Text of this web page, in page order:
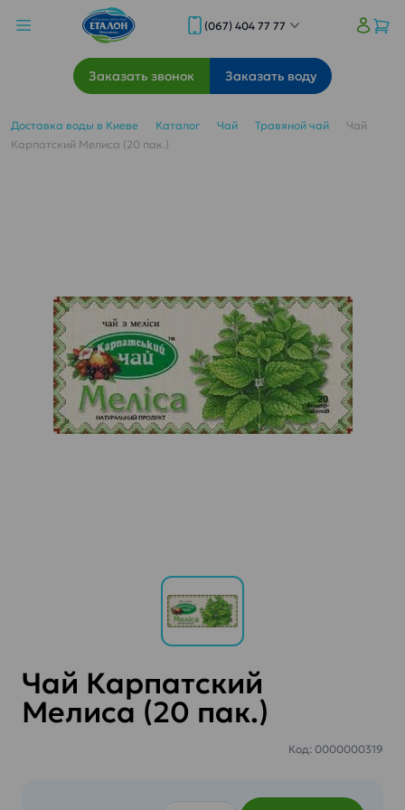
(067) 404 77 77
Заказать звонок Заказать воду
Доставка воды в Киеве Каталог Чай Травяной чай
Чай
Карпатский Мелиса (20 пак.)
Чай Карпатский
Мелиса (20 пак.)
Код: 0000000319